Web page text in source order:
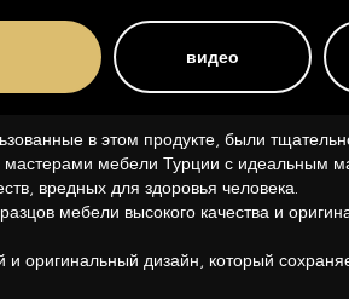
видео
в этом продукте, были
мебели Турции с идеальным
вредных для здоровья человека.
мебели высокого качества и
оригинальный дизайн, который